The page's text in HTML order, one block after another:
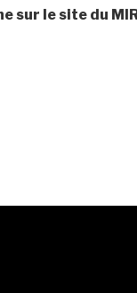
sur le site du